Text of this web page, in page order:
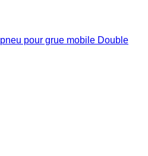
pneu pour grue mobile Double